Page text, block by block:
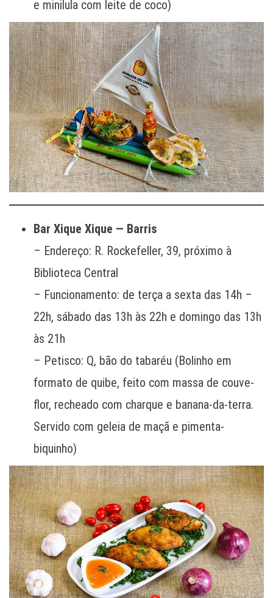
e minilula com leite de coco)
Bar Xique Xique — Barris
– Endereço: R. Rockefeller, 39, próximo à
Biblioteca Central
– Funcionamento: de terça a sexta das 14h –
22h, sábado das 13h às 22h e domingo das 13h
às 21h
– Petisco: Q, bão do tabaréu (Bolinho em
formato de quibe, feito com massa de couve-
flor, recheado com charque e banana-da-terra.
Servido com geleia de maçã e pimenta-
biquinho)